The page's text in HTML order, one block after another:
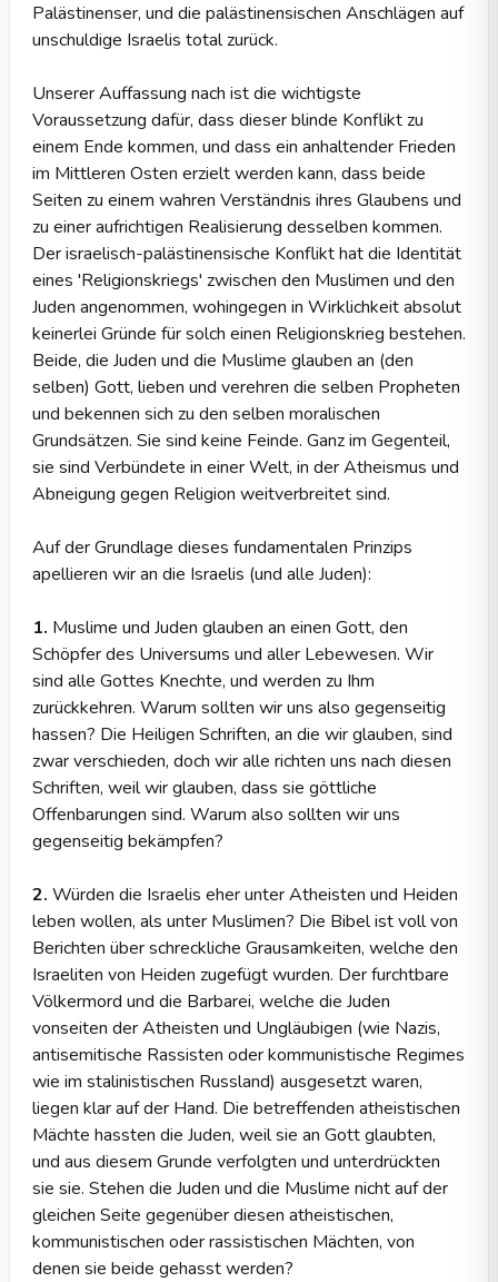
Palästinenser, und die palästinensischen Anschlägen auf
unschuldige Israelis total zurück.
Unserer Auffassung nach ist die wichtigste
Voraussetzung dafür, dass dieser blinde Konflikt zu
einem Ende kommen, und dass ein anhaltender Frieden
im Mittleren Osten erzielt werden kann, dass beide
Seiten zu einem wahren Verständnis ihres Glaubens und
zu einer aufrichtigen Realisierung desselben kommen.
Der israelisch-palästinensische Konflikt hat die Identität
eines 'Religionskriegs' zwischen den Muslimen und den
Juden angenommen, wohingegen in Wirklichkeit absolut
keinerlei Gründe für solch einen Religionskrieg bestehen.
Beide, die Juden und die Muslime glauben an (den
selben) Gott, lieben und verehren die selben Propheten
und bekennen sich zu den selben moralischen
Grundsätzen. Sie sind keine Feinde. Ganz im Gegenteil,
sie sind Verbündete in einer Welt, in der Atheismus und
Abneigung gegen Religion weitverbreitet sind.
Auf der Grundlage dieses fundamentalen Prinzips
apellieren wir an die Israelis (und alle Juden):
1. Muslime und Juden glauben an einen Gott, den
Schöpfer des Universums und aller Lebewesen. Wir
sind alle Gottes Knechte, und werden zu Ihm
zurückkehren. Warum sollten wir uns also gegenseitig
hassen? Die Heiligen Schriften, an die wir glauben, sind
zwar verschieden, doch wir alle richten uns nach diesen
Schriften, weil wir glauben, dass sie göttliche
Offenbarungen sind. Warum also sollten wir uns
gegenseitig bekämpfen?
2. Würden die Israelis eher unter Atheisten und Heiden
leben wollen, als unter Muslimen? Die Bibel ist voll von
Berichten über schreckliche Grausamkeiten, welche den
Israeliten von Heiden zugefügt wurden. Der furchtbare
Völkermord und die Barbarei, welche die Juden
vonseiten der Atheisten und Ungläubigen (wie Nazis,
antisemitische Rassisten oder kommunistische Regimes
wie im stalinistischen Russland) ausgesetzt waren,
liegen klar auf der Hand. Die betreffenden atheistischen
Mächte hassten die Juden, weil sie an Gott glaubten,
und aus diesem Grunde verfolgten und unterdrückten
sie sie. Stehen die Juden und die Muslime nicht auf der
gleichen Seite gegenüber diesen atheistischen,
kommunistischen oder rassistischen Mächten, von
denen sie beide gehasst werden?